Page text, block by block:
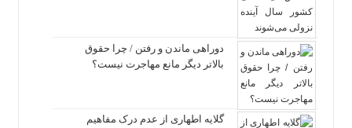
دوراهی ماندن و رفتن / چرا حقوق
بالاتر دیگر مانع مهاجرت نیست؟
گلایه اطهاری از عدم درک مفاهیم